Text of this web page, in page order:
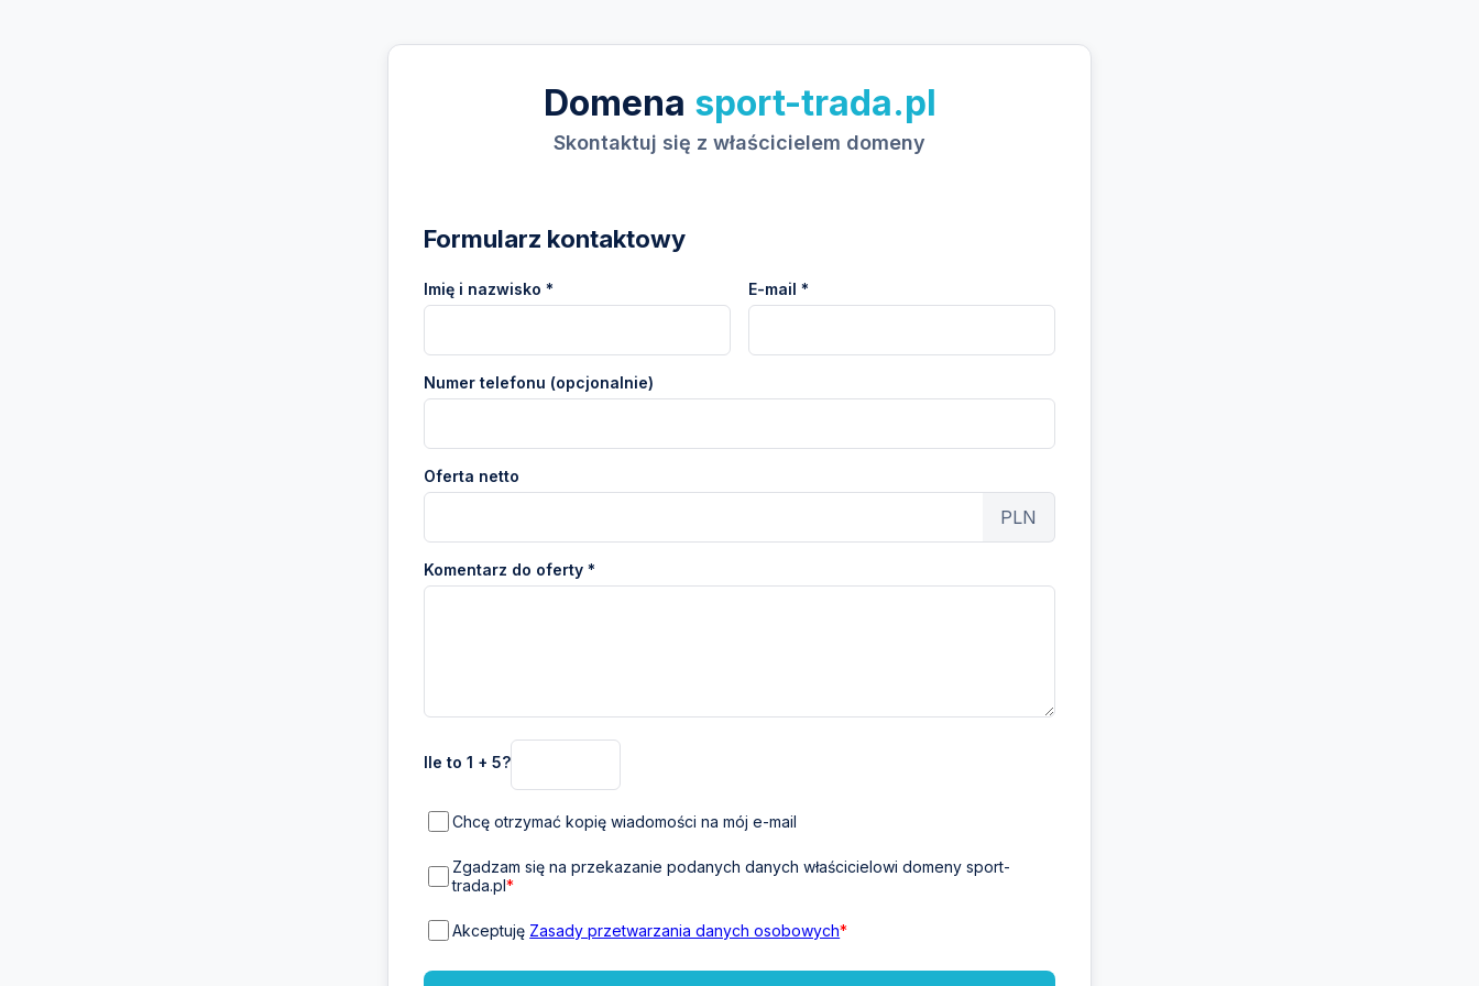
Domena sport-trada.pl
Skontaktuj się z właścicielem domeny
Formularz kontaktowy
Imię i nazwisko * E-mail *
Numer telefonu (opcjonalnie)
Oferta netto
PLN
Komentarz do oferty *
Ile to 1 + 5?
Chcę otrzymać kopię wiadomości na mój e-mail
Zgadzam się na przekazanie podanych danych właścicielowi domeny sport-
trada.pl*
Akceptuję Zasady przetwarzania danych osobowych*